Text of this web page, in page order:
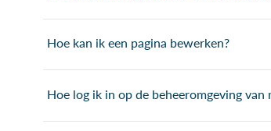
Hoe kan ik een pagina bewerken?
Hoe log ik in op de beheeromgeving van